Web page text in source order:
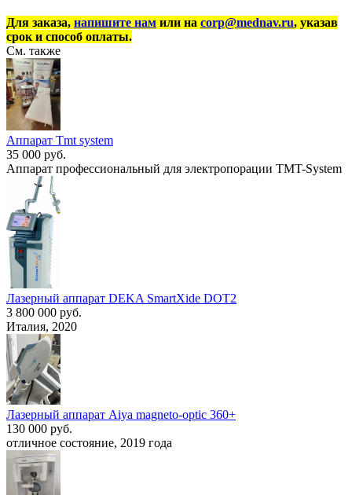
Для заказа, напишите нам или на corp@mednav.ru, указав
срок и способ оплаты.
См. также
Аппарат Tmt system
35 000 руб.
Аппарат профессиональный для электропорации TMT-System
Лазерный аппарат DEKA SmartXide DOT2
3 800 000 руб.
Италия, 2020
Лазерный аппарат Aiya magneto-optic 360+
130 000 руб.
отличное состояние, 2019 года